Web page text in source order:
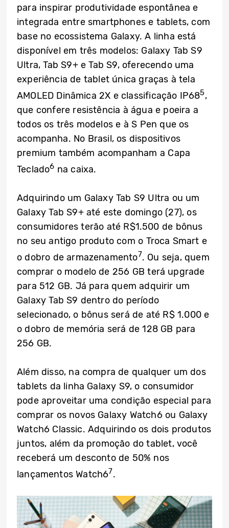
para inspirar produtividade espontânea e
integrada entre smartphones e tablets, com
base no ecossistema Galaxy. A linha está
disponível em três modelos: Galaxy Tab S9
Ultra, Tab S9+ e Tab S9, oferecendo uma
experiência de tablet única graças à tela
AMOLED Dinâmica 2X e classificação IP685,
que confere resistência à água e poeira a
todos os três modelos e à S Pen que os
acompanha. No Brasil, os dispositivos
premium também acompanham a Capa
Teclado6 na caixa.
Adquirindo um Galaxy Tab S9 Ultra ou um
Galaxy Tab S9+ até este domingo (27), os
consumidores terão até R$1.500 de bônus
no seu antigo produto com o Troca Smart e
o dobro de armazenamento7. Ou seja, quem
comprar o modelo de 256 GB terá upgrade
para 512 GB. Já para quem adquirir um
Galaxy Tab S9 dentro do período
selecionado, o bônus será de até R$ 1.000 e
o dobro de memória será de 128 GB para
256 GB.
Além disso, na compra de qualquer um dos
tablets da linha Galaxy S9, o consumidor
pode aproveitar uma condição especial para
comprar os novos Galaxy Watch6 ou Galaxy
Watch6 Classic. Adquirindo os dois produtos
juntos, além da promoção do tablet, você
receberá um desconto de 50% nos
lançamentos Watch67.